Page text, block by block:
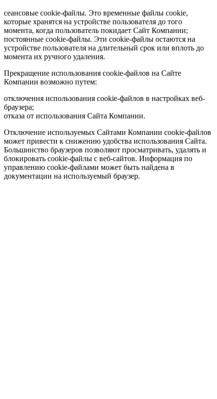
сеансовые cookie-файлы. Это временные файлы cookie,
которые хранятся на устройстве пользователя до того
момента, когда пользователь покидает Сайт Компании;
постоянные cookie-файлы. Эти cookie-файлы остаются на
устройстве пользователя на длительный срок или вплоть до
момента их ручного удаления.
Прекращение использования cookie-файлов на Сайте
Компании возможно путем:
отключения использования cookie-файлов в настройках веб-
браузера;
отказа от использования Сайта Компании.
Отключение используемых Сайтами Компании cookie-файлов
может привести к снижению удобства использования Сайта.
Большинство браузеров позволяют просматривать, удалять и
блокировать cookie-файлы c веб-сайтов. Информация по
управлению cookie-файлами может быть найдена в
документации на используемый браузер.